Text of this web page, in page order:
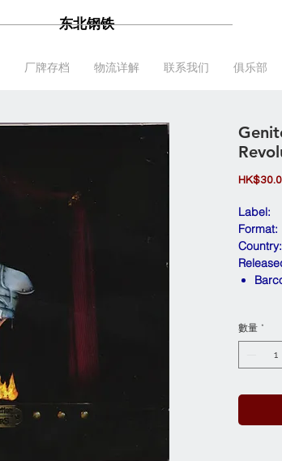
东北钢铁
厂牌存档 物流详解 联系我们 俱乐部
Label:
Format:
Country:
數量 *